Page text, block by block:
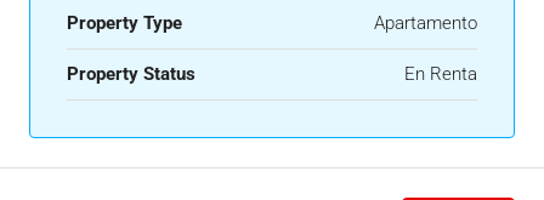
Property Type Apartamento
Property Status En Renta